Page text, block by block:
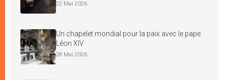
22 Mai 2026
Un chapelet mondial pour la paix avec le pape
Léon XIV
28 Mai 2026